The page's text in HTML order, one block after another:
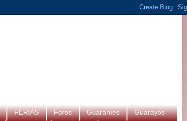
FERIAS Foros Guaraníes Guarayos